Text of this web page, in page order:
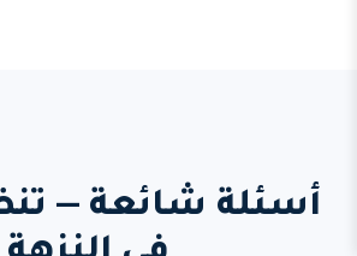
أسئلة شائعة —